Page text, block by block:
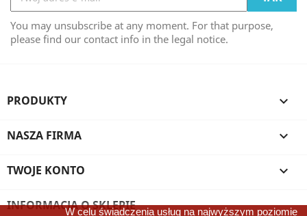
You may unsubscribe at any moment. For that purpose,
please find our contact info in the legal notice.
PRODUKTY 
NASZA FIRMA 
TWOJE KONTO 
INFORMACJA O SKLEPIE
W celu świadczenia usług na najwyższym poziomie